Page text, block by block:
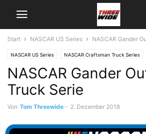
Start NASCAR US Series NASCAR Gander
NASCAR US Series NASCAR Craftsman Truck Series
NASCAR Gander
Truck Serie
Von Tom Threewide - 2. Dezember 2018